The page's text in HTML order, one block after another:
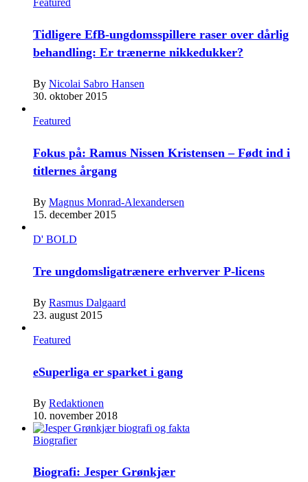
Featured
Tidligere EfB-ungdomsspillere raser over dårlig
behandling: Er trænerne nikkedukker?
By Nicolai Sabro Hansen
30. oktober 2015
Featured
Fokus på: Ramus Nissen Kristensen – Født ind i
titlernes årgang
By Magnus Monrad-Alexandersen
15. december 2015
D' BOLD
Tre ungdomsligatrænere erhverver P-licens
By Rasmus Dalgaard
23. august 2015
Featured
eSuperliga er sparket i gang
By Redaktionen
10. november 2018
Biografier
Biografi: Jesper Grønkjær